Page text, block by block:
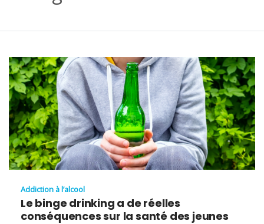
Addiction à l’alcool
Le binge drinking a de réelles
conséquences sur la santé des jeunes